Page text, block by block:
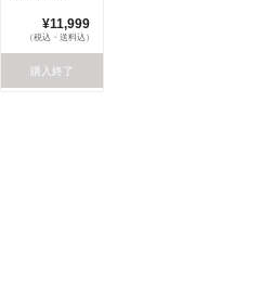
¥11,999
（税込・送料込）
購入終了